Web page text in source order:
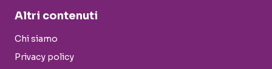
Altri contenuti
Chi siamo
Privacy policy